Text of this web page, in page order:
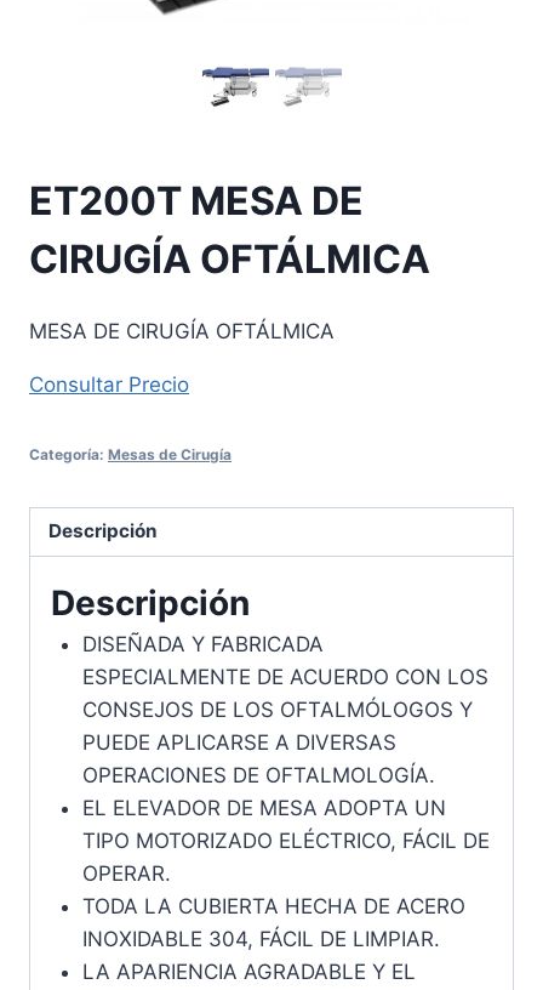
ET200T MESA DE
CIRUGÍA OFTÁLMICA
MESA DE CIRUGÍA OFTÁLMICA
Consultar Precio
Categoría: Mesas de Cirugía
Descripción
Descripción
DISEÑADA Y FABRICADA
ESPECIALMENTE DE ACUERDO CON LOS
CONSEJOS DE LOS OFTALMÓLOGOS Y
PUEDE APLICARSE A DIVERSAS
OPERACIONES DE OFTALMOLOGÍA.
EL ELEVADOR DE MESA ADOPTA UN
TIPO MOTORIZADO ELÉCTRICO, FÁCIL DE
OPERAR.
TODA LA CUBIERTA HECHA DE ACERO
INOXIDABLE 304, FÁCIL DE LIMPIAR.
LA APARIENCIA AGRADABLE Y EL